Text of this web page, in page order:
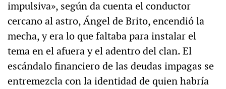
impulsiva», según da cuenta el conductor
cercano al astro, Ángel de Brito, encendió la
mecha, y era lo que faltaba para instalar el
tema en el afuera y el adentro del clan. El
escándalo financiero de las deudas impagas se
entremezcla con la identidad de quien habría